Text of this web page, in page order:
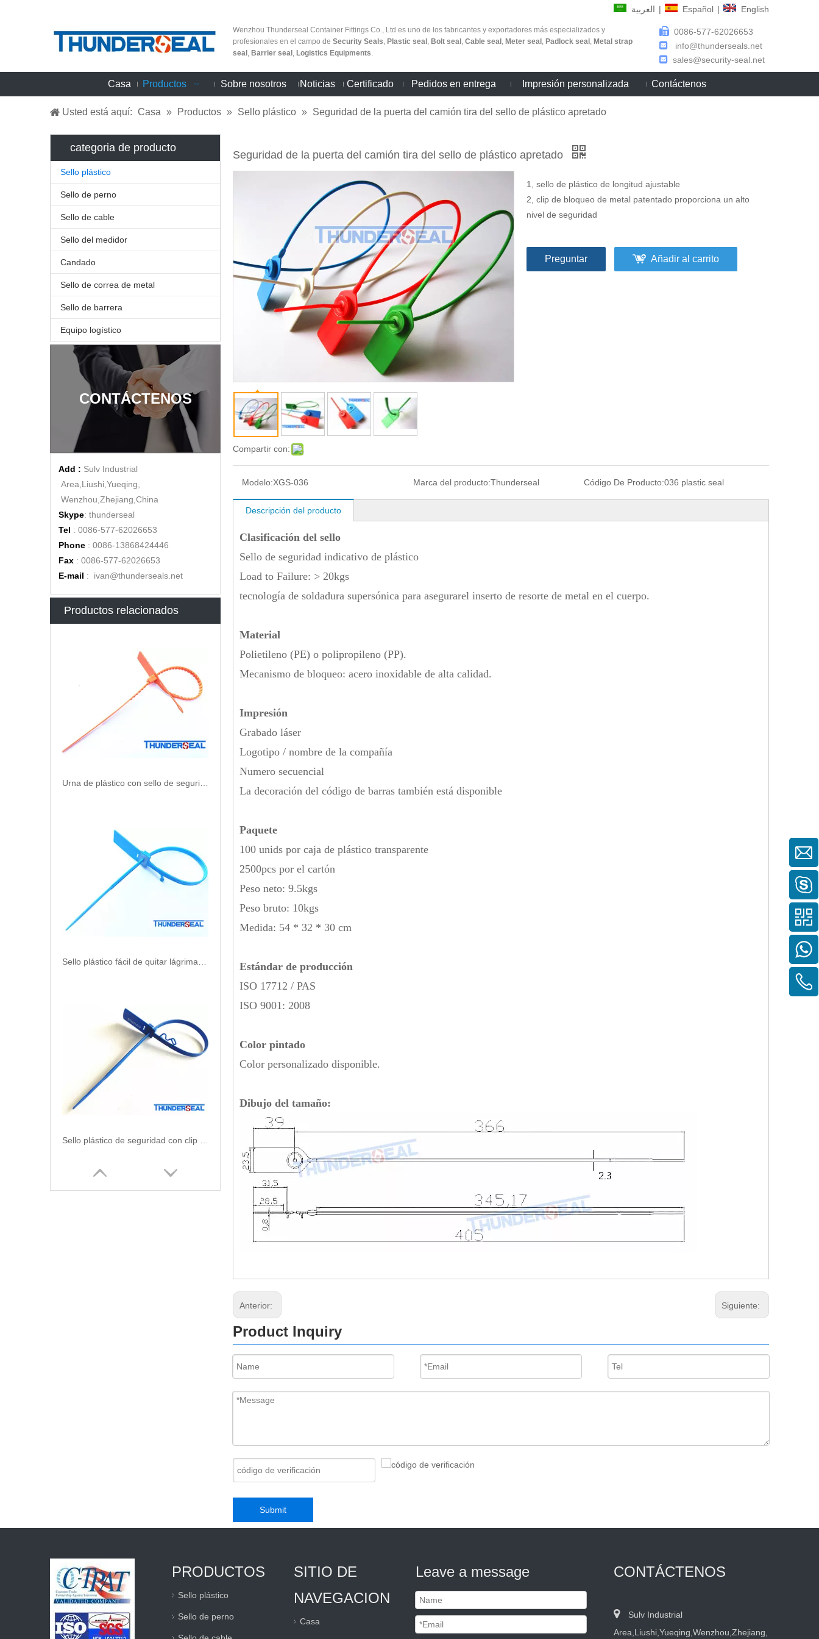
العربية | Español | English
Wenzhou Thunderseal Container Fittings Co., Ltd es uno de los fabricantes y exportadores más especializados y
profesionales en el campo de Security Seals Plastic seal Bolt seal Cable seal Meter seal Padlock seal Metal strap
seal Barrier seal Logistics Equipments
 0086-577-62026653

info@thunderseals.net
 sales@security-seal.net
Casa Productos Sobre nosotros Noticias Certificado Pedidos en entrega Impresión personalizada Contáctenos
Usted está aquí: Casa » Productos » Sello plástico » Seguridad de la puerta del camión tira del sello de plástico apretado
categoria de producto
Sello plástico
Sello de perno
Sello de cable
Sello del medidor
Candado
Sello de correa de metal
Sello de barrera
Equipo logístico
CONTÁCTENOS
Add : Sulv Industrial
Area,Liushi,Yueqing,
Wenzhou,Zhejiang,China
Skype: thunderseal
Tel : 0086-577-62026653
Phone : 0086-13868424446
Fax : 0086-577-62026653
E-mail : ivan@thunderseals.net
Productos relacionados
Seguridad de la puerta del camión tira del sello de plástico apretado
Compartir con:
1, sello de plástico de longitud ajustable
2, clip de bloqueo de metal patentado proporciona un alto
nivel de seguridad
Preguntar Añadir al carrito
Modelo:XGS-036 Marca del producto:Thunderseal Código De Producto:036 plastic seal
Descripción del producto
Clasificación del sello
Sello de seguridad indicativo de plástico
Load to Failure: > 20kgs
tecnología de soldadura supersónica para asegurarel inserto de resorte de metal en el cuerpo.
Material
Polietileno (PE) o polipropileno (PP).
Mecanismo de bloqueo: acero inoxidable de alta calidad.
Impresión
Grabado láser
Logotipo / nombre de la compañía
Numero secuencial
La decoración del código de barras también está disponible
Paquete
100 unids por caja de plástico transparente
2500pcs por el cartón
Peso neto: 9.5kgs
Peso bruto: 10kgs
Medida: 54 * 32 * 30 cm
Estándar de producción
ISO 17712 / PAS
ISO 9001: 2008
Color pintado
Color personalizado disponible.
Dibujo del tamaño:
Anterior: Siguiente:
Product Inquiry
Submit
PRODUCTOS
Sello plástico
Sello de perno
SITIO DE
NAVEGACION
Casa
Leave a message CONTÁCTENOS

Sulv Industrial
Area,Liushi,Yueqing,Wenzhou,Zhejiang,